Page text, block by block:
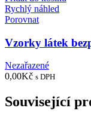
Rychlý náhled
Porovnat
Vzorky látek
Nezařazené
0,00Kč s DPH
Související